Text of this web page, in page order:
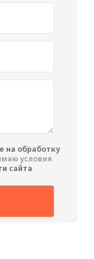
на обработку
условия
сайта